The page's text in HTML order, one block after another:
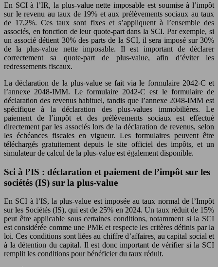
En SCI à l’IR, la plus-value nette imposable est soumise à l’impôt
sur le revenu au taux de 19% et aux prélèvements sociaux au taux
de 17,2%. Ces taux sont fixes et s’appliquent à l’ensemble des
associés, en fonction de leur quote-part dans la SCI. Par exemple, si
un associé détient 30% des parts de la SCI, il sera imposé sur 30%
de la plus-value nette imposable. Il est important de déclarer
correctement sa quote-part de plus-value, afin d’éviter les
redressements fiscaux.
La déclaration de la plus-value se fait via le formulaire 2042-C et
l’annexe 2048-IMM. Le formulaire 2042-C est le formulaire de
déclaration des revenus habituel, tandis que l’annexe 2048-IMM est
spécifique à la déclaration des plus-values immobilières. Le
paiement de l’impôt et des prélèvements sociaux est effectué
directement par les associés lors de la déclaration de revenus, selon
les échéances fiscales en vigueur. Les formulaires peuvent être
téléchargés gratuitement depuis le site officiel des impôts, et un
simulateur de calcul de la plus-value est également disponible.
Sci à l’IS : déclaration et paiement de l’impôt sur les
sociétés (IS) sur la plus-value
En SCI à l’IS, la plus-value est imposée au taux normal de l’Impôt
sur les Sociétés (IS), qui est de 25% en 2024. Un taux réduit de 15%
peut être applicable sous certaines conditions, notamment si la SCI
est considérée comme une PME et respecte les critères définis par la
loi. Ces conditions sont liées au chiffre d’affaires, au capital social et
à la détention du capital. Il est donc important de vérifier si la SCI
remplit les conditions pour bénéficier du taux réduit.